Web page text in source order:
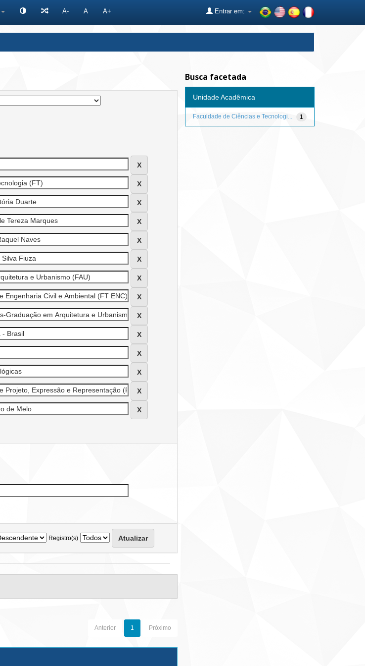
A- A A+ Entrar em:
Registro(s)
Anterior 1 Próximo
Busca facetada
Unidade Acadêmica
1
Faculdade de Ciências e Tecnologi...